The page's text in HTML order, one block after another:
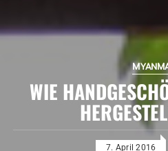
WIE
7. April 2016